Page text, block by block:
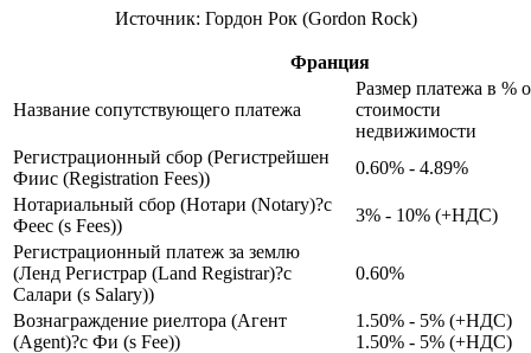
Источник: Гордон Рок (Gordon Rock)
Франция
Название сопутствующего платежа
Размер платежа в %
стоимости
недвижимости
Регистрационный сбор (Регистрейшен
Фиис (Registration Fees))
0.60% - 4.89%
Нотариальный сбор (Нотари (Notary)?с
Феес (s Fees))
3% - 10% (+НДС)
Регистрационный платеж за землю
(Ленд Регистрар (Land Registrar)?с
Салари (s Salary))
0.60%
Вознаграждение риелтора (Агент
(Agent)?с Фи (s Fee))
1.50% - 5% (+НДС)
1.50% - 5% (+НДС)